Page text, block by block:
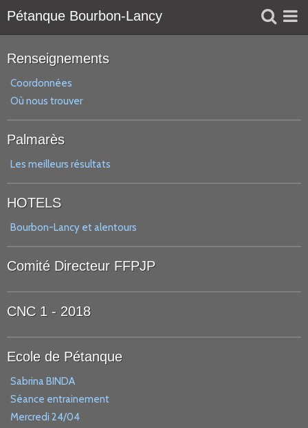
Pétanque Bourbon-Lancy
Liens
Réservation
Renseignements
Coordonnées
Où nous trouver
Palmarès
Les meilleurs résultats
HOTELS
Bourbon-Lancy et alentours
Comité Directeur FFPJP
CNC 1 - 2018
Ecole de Pétanque
Sabrina BINDA
Séance entrainement
Mercredi 24/04